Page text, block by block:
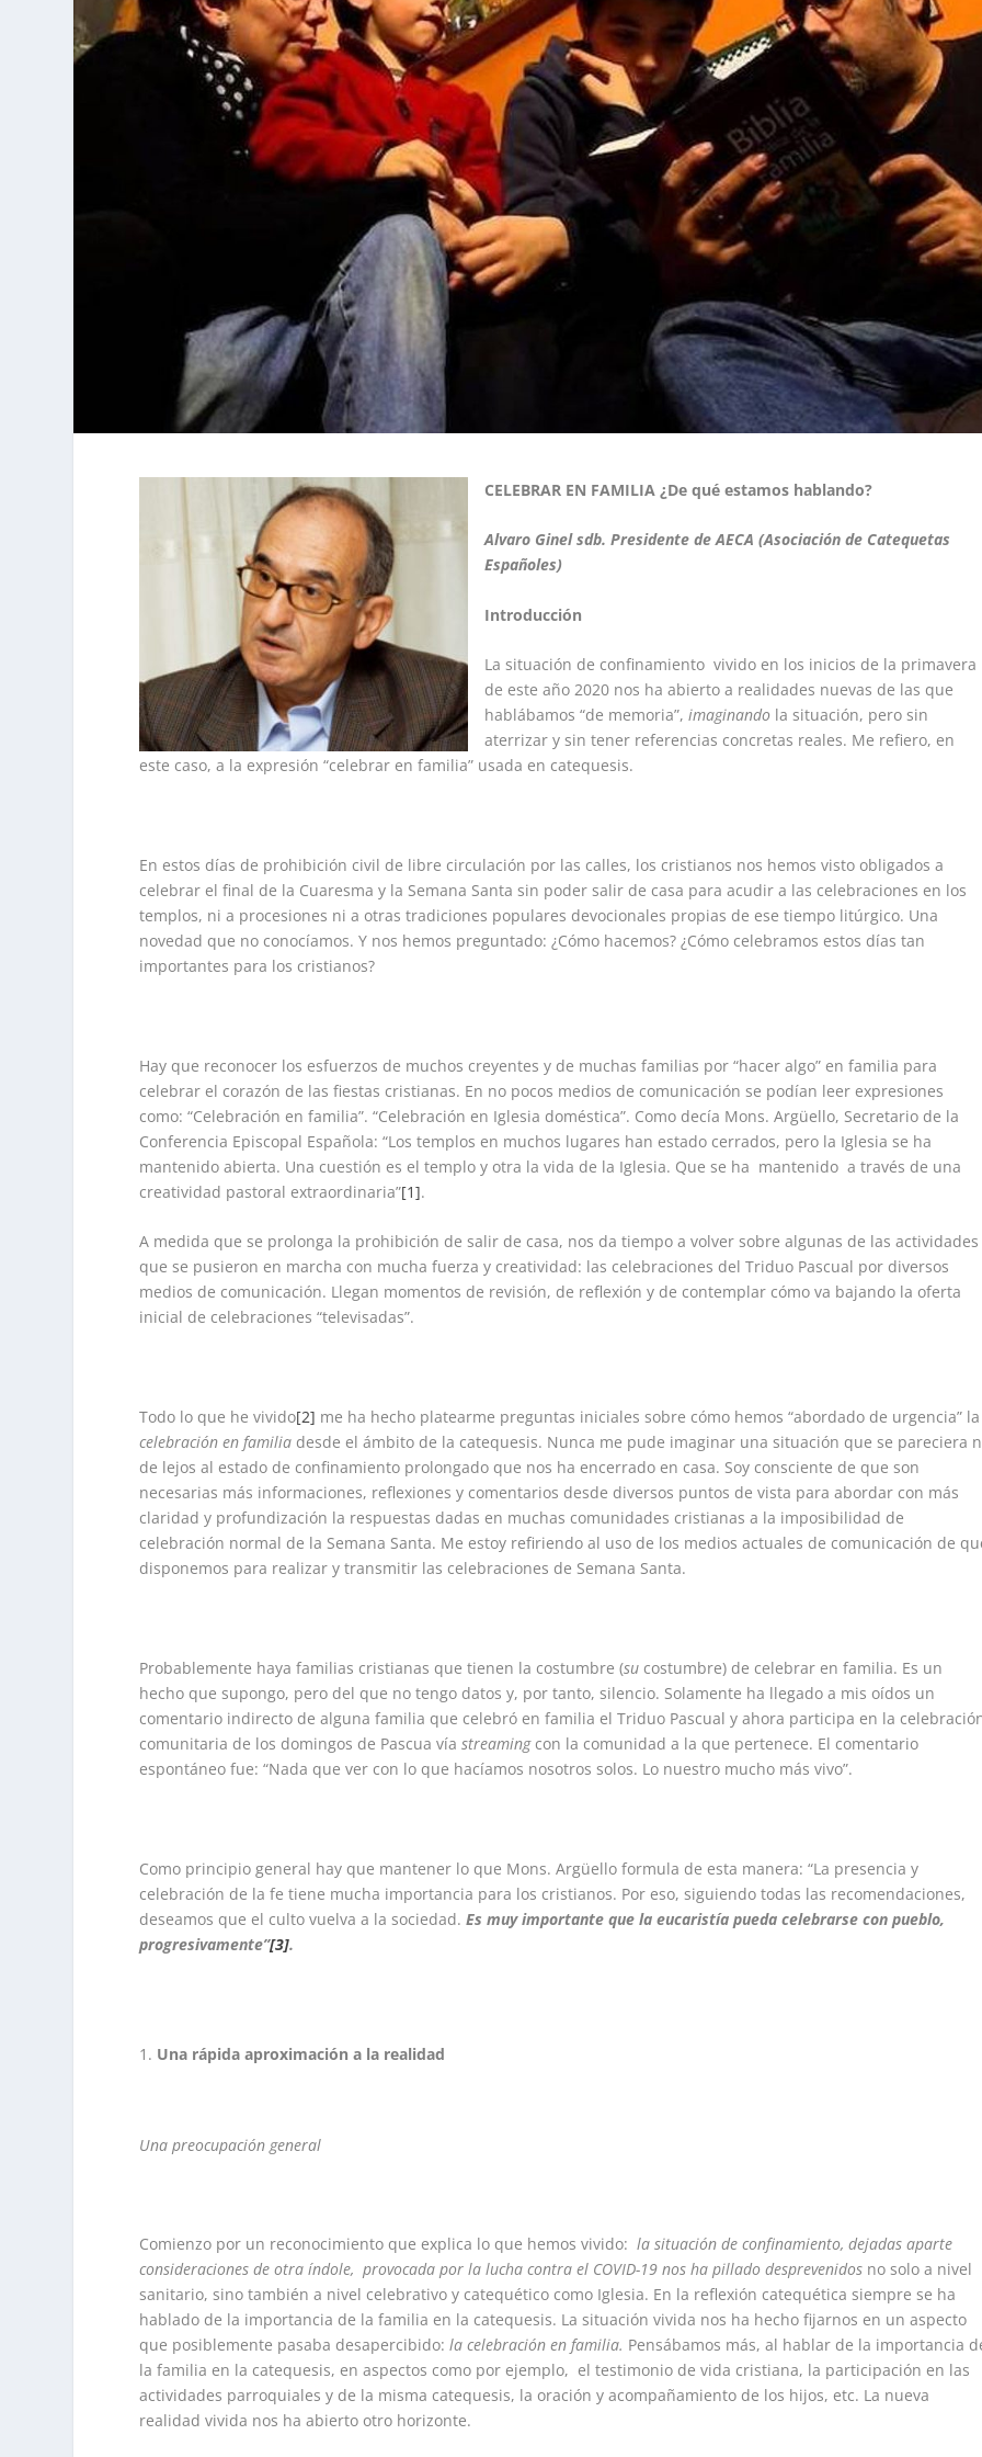
CELEBRAR EN FAMILIA ¿De qué estamos hablando?
Alvaro Ginel sdb. Presidente de AECA (Asociación de Catequetas
Españoles)
Introducción
La situación de confinamiento vivido en los inicios de la primavera
de este año 2020 nos ha abierto a realidades nuevas de las que
hablábamos “de memoria”,imaginando la situación, pero sin
aterrizar y sin tener referencias concretas reales. Me refiero, en
este caso, a la expresión “celebrar en familia” usada en catequesis.
En estos días de prohibición civil de libre circulación por las calles, los cristianos nos hemos visto obligados a
celebrar el final de la Cuaresma y la Semana Santa sin poder salir de casa para acudir a las celebraciones en los
templos, ni a procesiones ni a otras tradiciones populares devocionales propias de ese tiempo litúrgico. Una
novedad que no conocíamos. Y nos hemos preguntado: ¿Cómo hacemos? ¿Cómo celebramos estos días tan
importantes para los cristianos?
Hay que reconocer los esfuerzos de muchos creyentes y de muchas familias por “hacer algo” en familia para
celebrar el corazón de las fiestas cristianas. En no pocos medios de comunicación se podían leer expresiones
como: “Celebración en familia”. “Celebración en Iglesia doméstica”. Como decía Mons. Argüello, Secretario de la
Conferencia Episcopal Española: “Los templos en muchos lugares han estado cerrados, pero la Iglesia se ha
mantenido abierta. Una cuestión es el templo y otra la vida de la Iglesia. Que se ha mantenido a través de una
creatividad pastoral extraordinaria”[1].
A medida que se prolonga la prohibición de salir de casa, nos da tiempo a volver sobre algunas de las actividades
que se pusieron en marcha con mucha fuerza y creatividad: las celebraciones del Triduo Pascual por diversos
medios de comunicación. Llegan momentos de revisión, de reflexión y de contemplar cómo va bajando la oferta
inicial de celebraciones “televisadas”.
Todo lo que he vivido[2] me ha hecho platearme preguntas iniciales sobre cómo hemos “abordado de urgencia” la
celebración en familia desde el ámbito de la catequesis. Nunca me pude imaginar una situación que se pareciera
de lejos al estado de confinamiento prolongado que nos ha encerrado en casa. Soy consciente de que son
necesarias más informaciones, reflexiones y comentarios desde diversos puntos de vista para abordar con más
claridad y profundización la respuestas dadas en muchas comunidades cristianas a la imposibilidad de
celebración normal de la Semana Santa. Me estoy refiriendo al uso de los medios actuales de comunicación de
disponemos para realizar y transmitir las celebraciones de Semana Santa.
Probablemente haya familias cristianas que tienen la costumbre (su costumbre) de celebrar en familia. Es un
hecho que supongo, pero del que no tengo datos y, por tanto, silencio. Solamente ha llegado a mis oídos un
comentario indirecto de alguna familia que celebró en familia el Triduo Pascual y ahora participa en la
comunitaria de los domingos de Pascua víastreaming con la comunidad a la que pertenece. El comentario
espontáneo fue: “Nada que ver con lo que hacíamos nosotros solos. Lo nuestro mucho más vivo”.
Como principio general hay que mantener lo que Mons. Argüello formula de esta manera: “La presencia y
celebración de la fe tiene mucha importancia para los cristianos. Por eso, siguiendo todas las recomendaciones,
deseamos que el culto vuelva a la sociedad.Es muy importante que la eucaristía pueda celebrarse con pueblo,
progresivamente”[3].
Una rápida aproximación a la realidad
Una preocupación general
Comienzo por un reconocimiento que explica lo que hemos vivido:la situación de confinamiento, dejadas aparte
consideraciones de otra índole, provocada por la lucha contra el COVID-19 nos ha pillado desprevenidos no solo a nivel
sanitario, sino también a nivel celebrativo y catequético como Iglesia. En la reflexión catequética siempre se ha
hablado de la importancia de la familia en la catequesis. La situación vivida nos ha hecho fijarnos en un aspecto
que posiblemente pasaba desapercibido:la celebración en familia. Pensábamos más, al hablar de la importancia
la familia en la catequesis, en aspectos como por ejemplo, el testimonio de vida cristiana, la participación en las
actividades parroquiales y de la misma catequesis, la oración y acompañamiento de los hijos, etc. La nueva
realidad vivida nos ha abierto otro horizonte.